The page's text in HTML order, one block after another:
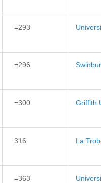
=293
=296
=300 Griffith
316 La
=363